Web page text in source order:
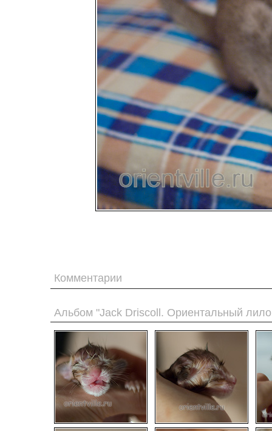
Комментарии
Альбом "Jack Driscoll. Ориентальный